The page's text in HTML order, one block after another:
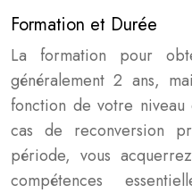
Formation et Durée
La formation pour
généralement 2 ans,
fonction de votre
cas de reconversion
période, vous
compétences